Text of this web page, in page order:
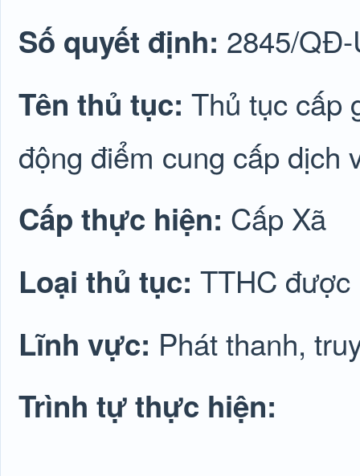
Số quyết định: 2845/
Tên thủ tục: Thủ tục cấp
động điểm cung cấp dịch
Cấp thực hiện: Cấp Xã
Loại thủ tục: TTHC được
Lĩnh vực: Phát thanh,
Trình tự thực hiện: